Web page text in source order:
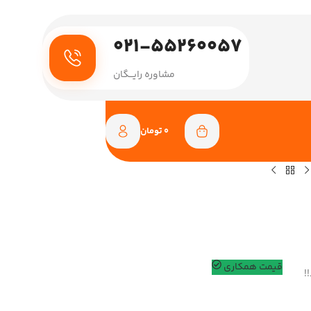
021-55260057
مشاوره رایـــگان
0 تومان
قیمت همکاری